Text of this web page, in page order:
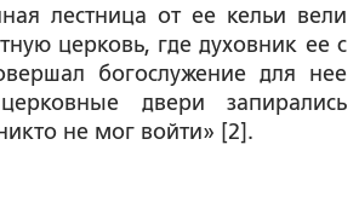
лестница от ее кельи вели
церковь, где духовник ее с
богослужение для нее
двери запирались
не мог войти» [2].